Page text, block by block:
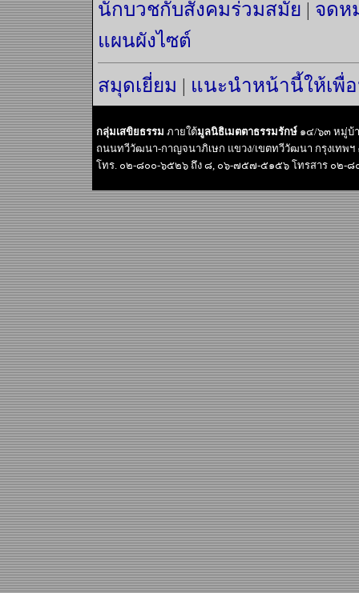
นักบวชกับสังคมร่วมสมัย | จดห
แผนผังไซต์
สมุดเยี่ยม | แนะนำหน้านี้ให้เพื่
กลุ่มเสขิยธรรม ภายใต้มูลนิธิเมตตาธรรมรักษ์ ๑๔/๖๓ หมู่บ้
ถนนทวีวัฒนา-กาญจนาภิเษก แขวง/เขตทวีวัฒนา กรุงเทพฯ
โทร. ๐๒-๘๐๐-๖๕๒๖ ถึง ๘, ๐๖-๗๕๗-๕๑๕๖ โทรสาร ๐๒-